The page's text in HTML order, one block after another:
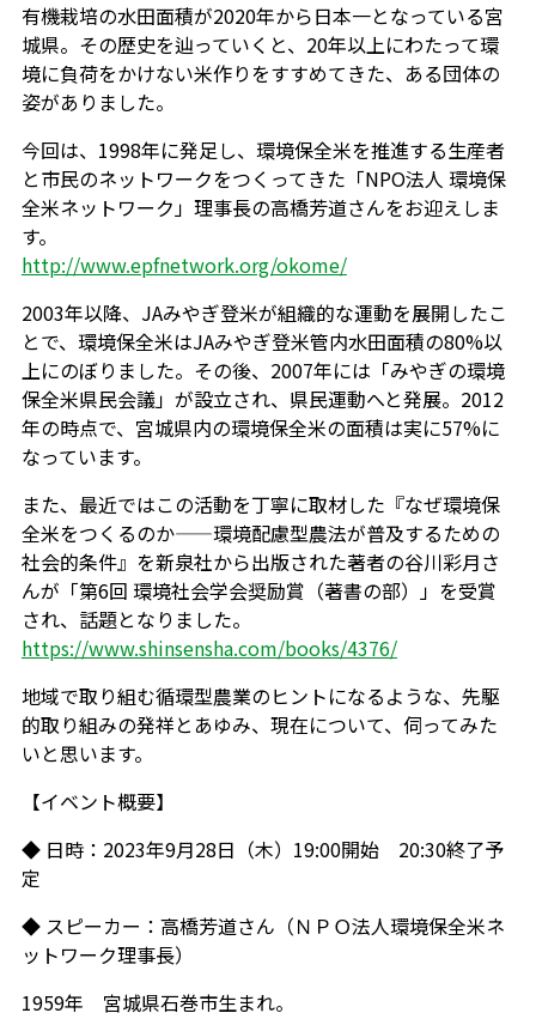
有機栽培の水田面積が2020年から日本一となっている宮
城県。その歴史を辿っていくと、20年以上にわたって環
境に負荷をかけない米作りをすすめてきた、ある団体の
姿がありました。
今回は、1998年に発足し、環境保全米を推進する生産者
と市民のネットワークをつくってきた「NPO法人 環境保
全米ネットワーク」理事長の高橋芳道さんをお迎えしま
す。
http://www.epfnetwork.org/okome/
2003年以降、JAみやぎ登米が組織的な運動を展開したこ
とで、環境保全米はJAみやぎ登米管内水田面積の80%以
上にのぼりました。その後、2007年には「みやぎの環境
保全米県民会議」が設立され、県民運動へと発展。2012
年の時点で、宮城県内の環境保全米の面積は実に57%に
なっています。
また、最近ではこの活動を丁寧に取材した『なぜ環境保
全米をつくるのか——環境配慮型農法が普及するための
社会的条件』を新泉社から出版された著者の谷川彩月さ
んが「第6回 環境社会学会奨励賞（著書の部）」を受賞
され、話題となりました。
https://www.shinsensha.com/books/4376/
地域で取り組む循環型農業のヒントになるような、先駆
的取り組みの発祥とあゆみ、現在について、伺ってみた
いと思います。
【イベント概要】
◆ 日時：2023年9月28日（木）19:00開始 20:30終了予
定
◆ スピーカー：高橋芳道さん（ＮＰＯ法人環境保全米ネ
ットワーク理事長）
1959年 宮城県石巻市生まれ。